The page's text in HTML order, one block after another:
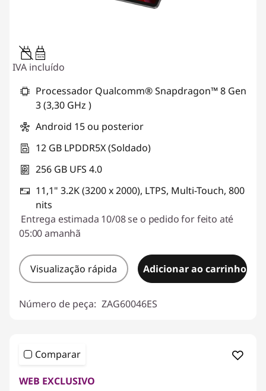
20W-60W
USB PD
IVA incluído
Processador Qualcomm® Snapdragon™ 8 Gen
3 (3,30 GHz )
Android 15 ou posterior
12 GB LPDDR5X (Soldado)
256 GB UFS 4.0
11,1" 3.2K (3200 x 2000), LTPS, Multi-Touch, 800
nits
Entrega estimada 10/08 se o pedido for feito até
05:00 amanhã
Visualização rápida Adicionar ao carrinho
Número de peça: ZAG60046ES
Comparar
WEB EXCLUSIVO